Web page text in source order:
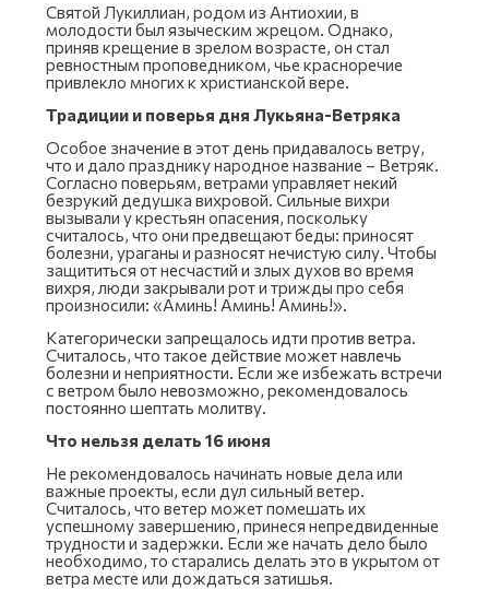
Святой Лукиллиан, родом из Антиохии, в
молодости был языческим жрецом. Однако,
приняв крещение в зрелом возрасте, он стал
ревностным проповедником, чье красноречие
привлекло многих к христианской вере.
Традиции и поверья дня Лукьяна-Ветряка
Особое значение в этот день придавалось ветру,
что и дало празднику народное название – Ветряк.
Согласно поверьям, ветрами управляет некий
безрукий дедушка вихровой. Сильные вихри
вызывали у крестьян опасения, поскольку
считалось, что они предвещают беды: приносят
болезни, ураганы и разносят нечистую силу. Чтобы
защититься от несчастий и злых духов во время
вихря, люди закрывали рот и трижды про себя
произносили: «Аминь! Аминь! Аминь!».
Категорически запрещалось идти против ветра.
Считалось, что такое действие может навлечь
болезни и неприятности. Если же избежать встречи
с ветром было невозможно, рекомендовалось
постоянно шептать молитву.
Что нельзя делать 16 июня
Не рекомендовалось начинать новые дела или
важные проекты, если дул сильный ветер.
Считалось, что ветер может помешать их
успешному завершению, принеся непредвиденные
трудности и задержки. Если же начать дело было
необходимо, то старались делать это в укрытом от
ветра месте или дождаться затишья.